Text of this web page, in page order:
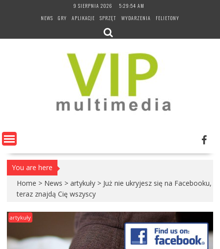
9 SIERPNIA 2026
5:29:55 AM
NEWS
GRY APLIKACJE SPRZĘT WYDARZENIA FELIETONY
You are here
Home > News > artykuły > Już nie ukryjesz się na Facebooku,
teraz znajdą Cię wszyscy
artykuły